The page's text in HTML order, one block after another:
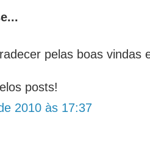
pelas boas vindas
posts!
2010 às 17:37